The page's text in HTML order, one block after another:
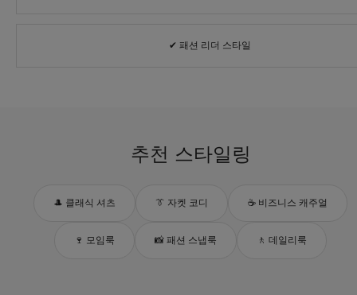
✔ 패션 리더 스타일
추천 스타일링
🎩 클래식 셔츠 👔 자켓 코디 ☕ 비즈니스 캐주얼
🍷 모임룩 📸 패션 스냅룩 🚶 데일리룩